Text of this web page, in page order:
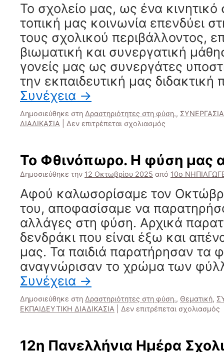
Το σχολείο μας, ως ένα κινητικό
τοπική μας κοινωνία επενδύει
τους σχολικού περιβάλλοντος,
βιωματική και συνεργατική
γονείς μας ως συνεργάτες
την εκπαιδευτική μας
Συνέχεια →
Δημοσιεύθηκε στη Δραστηριότητες στη φύση.,
ΔΙΑΔΙΚΑΣΙΑ
Δεν επιτρέπεται σχολιασμός
φύση,
τα
της
Το Φθινόπωρο. Η φύση μας
Δημοσιεύθηκε την 12 Οκτωβρίου 2025 από 10ο
Αφού καλωσορίσαμε τον
του, αποφασίσαμε να
αλλάγες στη φύση. Αρχικά
δενδράκι που είναι έξω και
μας. Τα παιδιά παρατήρησαν τα
αναγνώρισαν το χρώμα των
Συνέχεια →
Δημοσιεύθηκε στη Δραστηριότητες στη φύση., Θεματική,
ΕΚΠΑΙΔΕΥΤΙΚΗ ΔΙΑΔΙΚΑΣΙΑ
Δεν επιτρέπεται σχολιασμός
12η Πανελλήνια Ημέρα